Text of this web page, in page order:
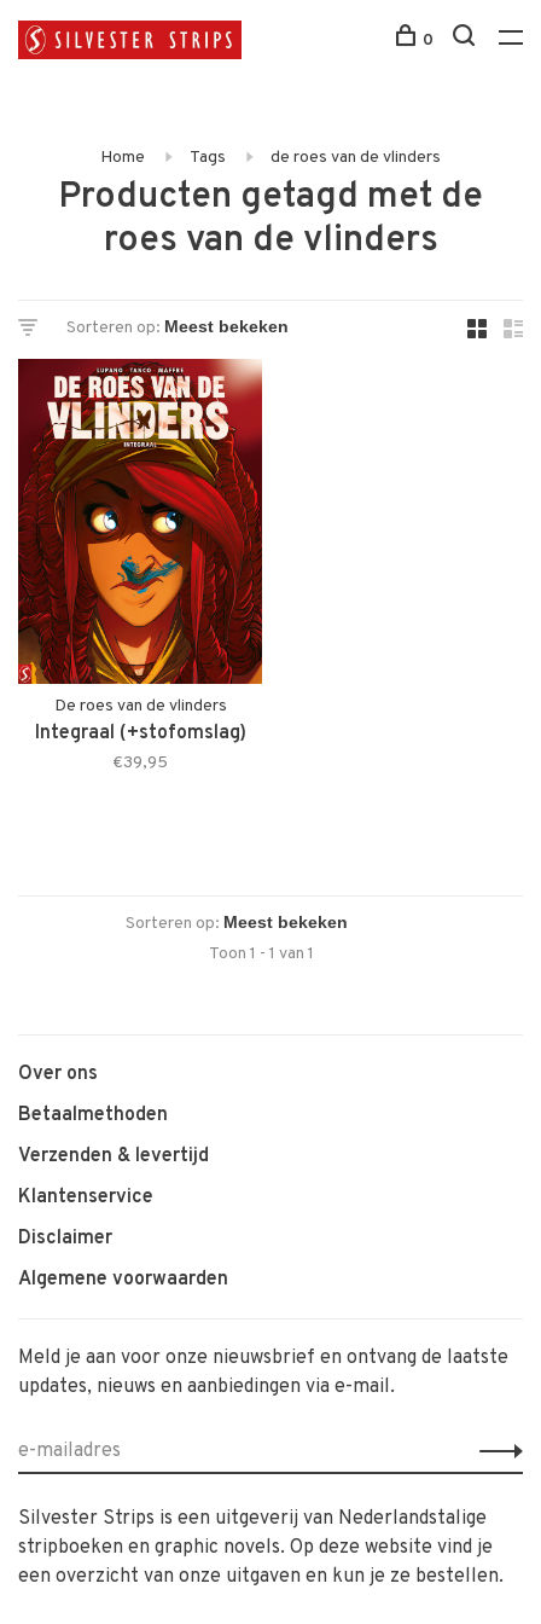
0
Home Tags de roes van de vlinders
Producten getagd met de
roes van de vlinders
Sorteren op:
De roes van de vlinders
Integraal (+stofomslag)
€39,95
Sorteren op:
Toon 1 - 1 van 1
Over ons
Betaalmethoden
Verzenden & levertijd
Klantenservice
Disclaimer
Algemene voorwaarden
Meld je aan voor onze nieuwsbrief en ontvang de laatste
updates, nieuws en aanbiedingen via e-mail.
Silvester Strips is een uitgeverij van Nederlandstalige
stripboeken en graphic novels. Op deze website vind je
een overzicht van onze uitgaven en kun je ze bestellen.